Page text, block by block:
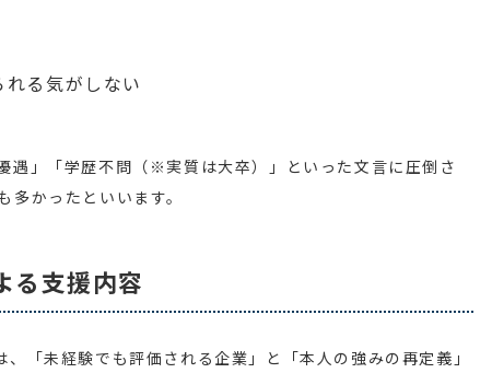
る気がしない
遇」「学歴不問（※実質は大卒）」といった文言に圧倒さ
多かったといいます。
る支援内容
「未経験でも評価される企業」と「本人の強みの再定義」